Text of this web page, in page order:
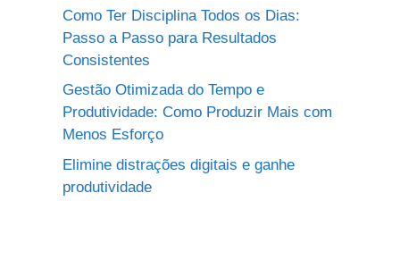
Como Ter Disciplina Todos os Dias:
Passo a Passo para Resultados
Consistentes
Gestão Otimizada do Tempo e
Produtividade: Como Produzir Mais com
Menos Esforço
Elimine distrações digitais e ganhe
produtividade